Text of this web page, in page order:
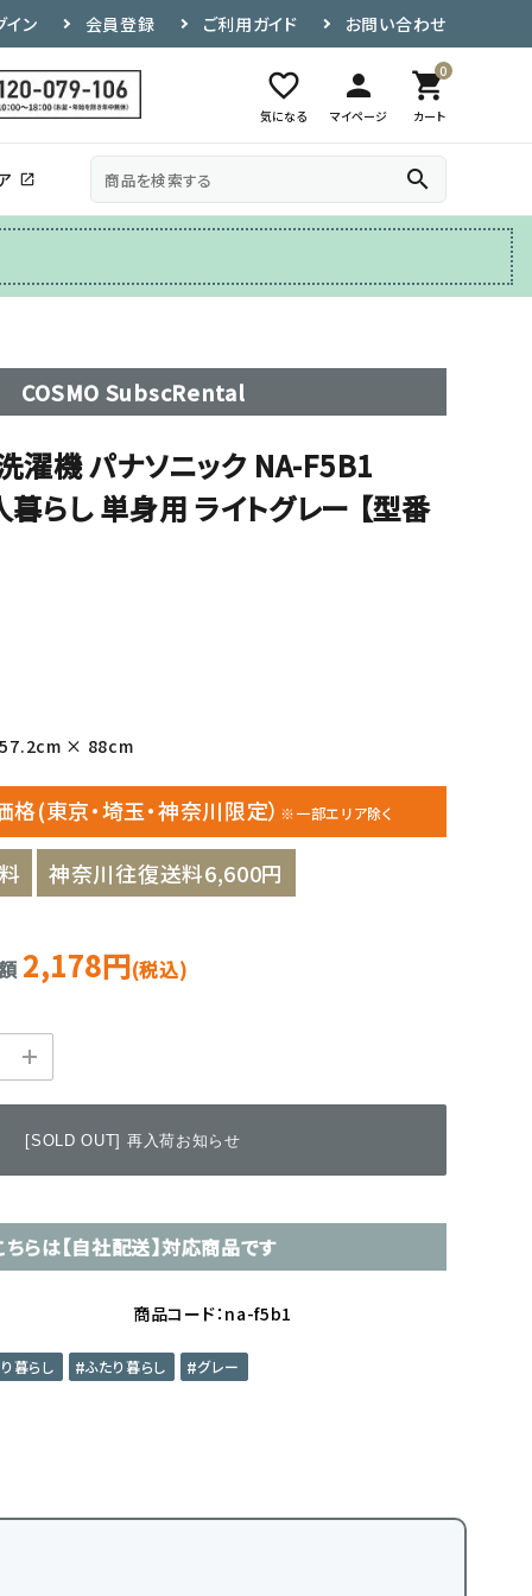
イン 会員登録 ご利用ガイド お問い合わせ
favorite_border
気になる
person
マイページ
0
shopping_cart
カート
その他
テレビ台
open_in_new search
COSMO SubscRental
機 パナソニック NA-F5B1
らし 単身用 ライトグレー 【型番
57.2cm × 88cm
格(東京・埼玉・神奈川限定） ※一部エリア除く
神奈川往復送料6,600円
2,178円(税込)
[SOLD OUT] 再入荷お知らせ
ちらは【自社配送】対応商品です
商品コード：na-f5b1
暮らし ふたり暮らし グレー